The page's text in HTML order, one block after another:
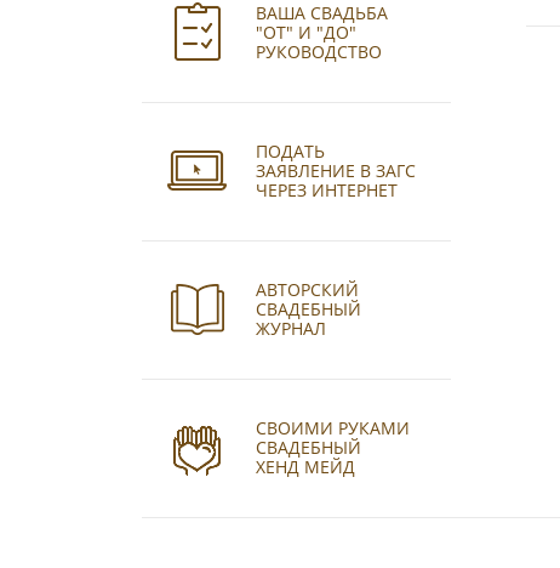
ВАША СВАДЬБА
"ОТ" И "ДО"
РУКОВОДСТВО
ПОДАТЬ
ЗАЯВЛЕНИЕ В ЗАГС
ЧЕРЕЗ ИНТЕРНЕТ
АВТОРСКИЙ
СВАДЕБНЫЙ
ЖУРНАЛ
СВОИМИ РУКАМИ
СВАДЕБНЫЙ
ХЕНД МЕЙД